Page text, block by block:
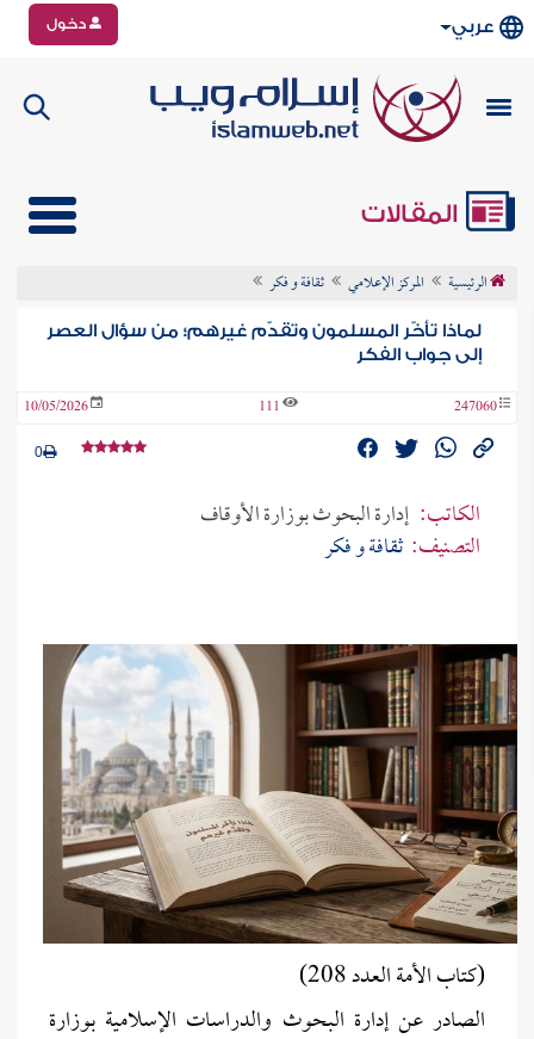
عربي دخول
المقالات
الرئيسية المركز الإعلامي ثقافة و فكر
لماذا تأخّر المسلمون وتقدّم غيرهم؛ من سؤال العصر
إلى جواب الفكر
247060
111
10/05/2026
0
الكاتب: إدارة البحوث بوزارة الأوقاف
التصنيف: ثقافة و فكر
(كتاب الأمة العدد 208)
الصادر عن إدارة البحوث والدراسات الإسلامية بوزارة